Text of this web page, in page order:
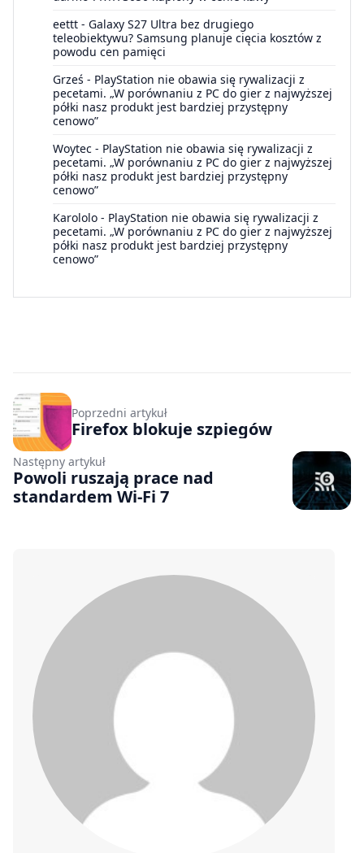
eettt - Galaxy S27 Ultra bez drugiego
teleobiektywu? Samsung planuje cięcia kosztów z
powodu cen pamięci
Grześ - PlayStation nie obawia się rywalizacji z
pecetami. „W porównaniu z PC do gier z najwyższej
półki nasz produkt jest bardziej przystępny
cenowo”
Woytec - PlayStation nie obawia się rywalizacji z
pecetami. „W porównaniu z PC do gier z najwyższej
półki nasz produkt jest bardziej przystępny
cenowo”
Karololo - PlayStation nie obawia się rywalizacji z
pecetami. „W porównaniu z PC do gier z najwyższej
półki nasz produkt jest bardziej przystępny
cenowo”
Poprzedni artykuł
Firefox blokuje szpiegów
Następny artykuł
Powoli ruszają prace nad
standardem Wi-Fi 7